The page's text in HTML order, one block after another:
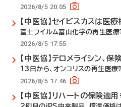
2026/8/5 20:05
【中医協】セイビスカスは医
富士フイルム富山化学の再生医療
2026/8/5 17:55
【中医協】テロメライシン、保
13日から、オンコリスの再生医療
2026/8/5 17:46
【中医協】リハートの保険適